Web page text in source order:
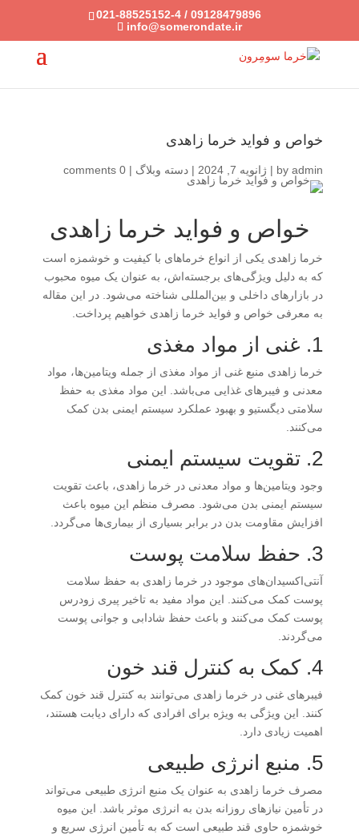
021-88525152-4 / 09128479896
info@somerondate.ir
خواص و فواید خرما زاهدی
byadmin
| ژانویه 7, 2024 | دسته وبلاگ |
0 comments
خواص و فواید خرما زاهدی
خرما زاهدی یکی از انواع خرماهای با کیفیت و خوشمزه است
که به دلیل ویژگی‌های برجسته‌اش، به عنوان یک میوه محبوب
در بازارهای داخلی و بین‌المللی شناخته می‌شود. در این مقاله
به معرفی خواص و فواید خرما زاهدی خواهیم پرداخت.
1. غنی از مواد مغذی
خرما زاهدی منبع غنی از مواد مغذی از جمله ویتامین‌ها، مواد
معدنی و فیبرهای غذایی می‌باشد. این مواد مغذی به حفظ
سلامتی دیگستیو و بهبود عملکرد سیستم ایمنی بدن کمک
می‌کنند.
2. تقویت سیستم ایمنی
وجود ویتامین‌ها و مواد معدنی در خرما زاهدی، باعث تقویت
سیستم ایمنی بدن می‌شود. مصرف منظم این میوه باعث
افزایش مقاومت بدن در برابر بسیاری از بیماری‌ها می‌گردد.
3. حفظ سلامت پوست
آنتی‌اکسیدان‌های موجود در خرما زاهدی به حفظ سلامت
پوست کمک می‌کنند. این مواد مفید به تاخیر پیری زودرس
پوست کمک می‌کنند و باعث حفظ شادابی و جوانی پوست
می‌گردند.
4. کمک به کنترل قند خون
فیبرهای غنی در خرما زاهدی می‌توانند به کنترل قند خون کمک
کنند. این ویژگی به ویژه برای افرادی که دارای دیابت هستند،
اهمیت زیادی دارد.
5. منبع انرژی طبیعی
مصرف خرما زاهدی به عنوان یک منبع انرژی طبیعی می‌تواند
در تأمین نیازهای روزانه بدن به انرژی موثر باشد. این میوه
خوشمزه حاوی قند طبیعی است که به تأمین انرژی سریع و